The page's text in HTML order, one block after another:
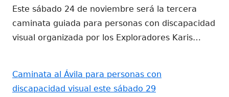
Este sábado 24 de noviembre será la tercera
caminata guiada para personas con discapacidad
visual organizada por los Exploradores Karis…
Caminata al Ávila para personas con
discapacidad visual este sábado 29